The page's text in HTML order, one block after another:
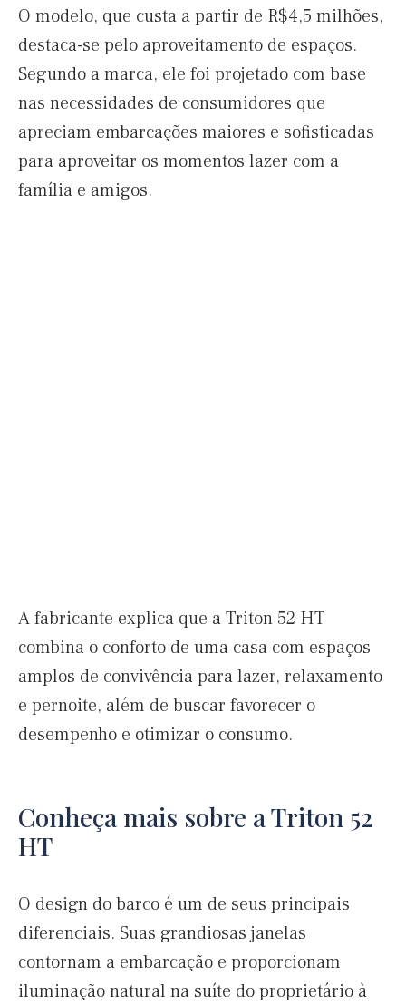
O modelo, que custa a partir de R$4,5 milhões,
destaca-se pelo aproveitamento de espaços.
Segundo a marca, ele foi projetado com base
nas necessidades de consumidores que
apreciam embarcações maiores e sofisticadas
para aproveitar os momentos lazer com a
família e amigos.
A fabricante explica que a Triton 52 HT
combina o conforto de uma casa com espaços
amplos de convivência para lazer, relaxamento
e pernoite, além de buscar favorecer o
desempenho e otimizar o consumo.
Conheça mais sobre a Triton 52
HT
O design do barco é um de seus principais
diferenciais. Suas grandiosas janelas
contornam a embarcação e proporcionam
iluminação natural na suíte do proprietário à